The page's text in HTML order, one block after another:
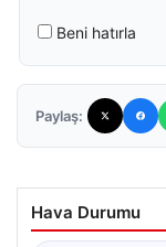
Beni hatırla
Paylaş:
Hava Durumu